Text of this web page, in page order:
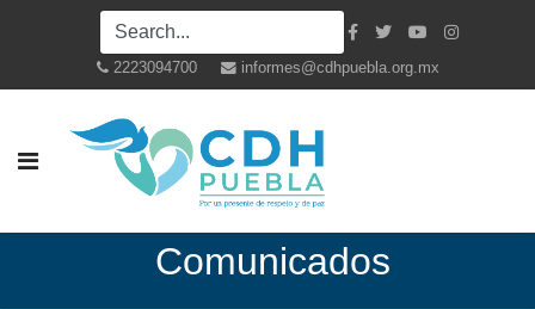
2223094700 informes@cdhpuebla.org.mx
Comunicados